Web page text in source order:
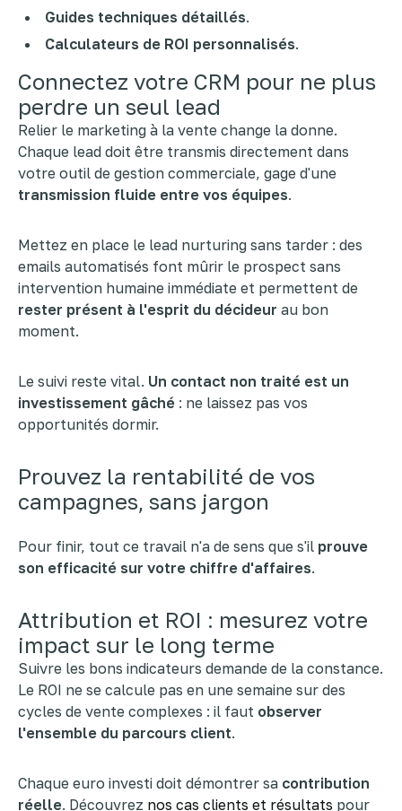
Guides techniques détaillés.
Calculateurs de ROI personnalisés.
Connectez votre CRM pour ne plus
perdre un seul lead
Relier le marketing à la vente change la donne.
Chaque lead doit être transmis directement dans
votre outil de gestion commerciale, gage d'une
transmission fluide entre vos équipes.
Mettez en place le lead nurturing sans tarder : des
emails automatisés font mûrir le prospect sans
intervention humaine immédiate et permettent de
rester présent à l'esprit du décideur au bon
moment.
Le suivi reste vital. Un contact non traité est un
investissement gâché : ne laissez pas vos
opportunités dormir.
Prouvez la rentabilité de vos
campagnes, sans jargon
Pour finir, tout ce travail n'a de sens que s'il prouve
son efficacité sur votre chiffre d'affaires.
Attribution et ROI : mesurez votre
impact sur le long terme
Suivre les bons indicateurs demande de la constance.
Le ROI ne se calcule pas en une semaine sur des
cycles de vente complexes : il faut observer
l'ensemble du parcours client.
Chaque euro investi doit démontrer sa contribution
réelle. Découvrez nos cas clients et résultats pour